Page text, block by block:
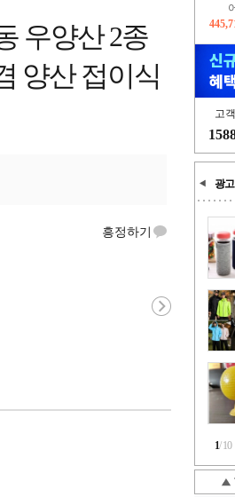
오
고
광고
1/10
우양산 2종
양산 접이식
흥정하기